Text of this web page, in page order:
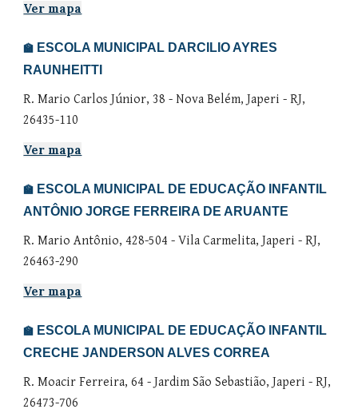
Ver mapa
🏫 ESCOLA MUNICIPAL DARCILIO AYRES
RAUNHEITTI
R. Mario Carlos Júnior, 38 - Nova Belém, Japeri - RJ,
26435-110
Ver mapa
🏫 ESCOLA MUNICIPAL DE EDUCAÇÃO INFANTIL
ANTÔNIO JORGE FERREIRA DE ARUANTE
R. Mario Antônio, 428-504 - Vila Carmelita, Japeri - RJ,
26463-290
Ver mapa
🏫 ESCOLA MUNICIPAL DE EDUCAÇÃO INFANTIL
CRECHE JANDERSON ALVES CORREA
R. Moacir Ferreira, 64 - Jardim São Sebastião, Japeri - RJ,
26473-706